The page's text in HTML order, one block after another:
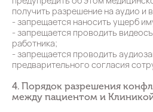
получить разрешение на аудио и
- запрещается наносить ущерб
- запрещается проводить
работника;
- запрещается проводить
предварительного согласия
4. Порядок разрешения
между пациентом и